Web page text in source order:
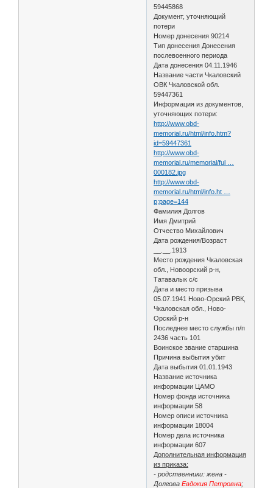
59445868
Документ, уточняющий
потери
Номер донесения 90214
Тип донесения Донесения
послевоенного периода
Дата донесения 04.11.1946
Название части Чкаловский
ОВК Чкаловской обл.
59447361
Информация из документов,
уточняющих потери:
http://www.obd-
memorial.ru/html/info.htm?
id=59447361
http://www.obd-
memorial.ru/memorial/ful …
000182.jpg
http://www.obd-
memorial.ru/html/info.ht …
p;page=144
Фамилия Долгов
Имя Дмитрий
Отчество Михайлович
Дата рождения/Возраст
__.__.1913
Место рождения Чкаловская
обл., Новоорский р-н,
Татавалык с/с
Дата и место призыва
05.07.1941 Ново-Орский РВК,
Чкаловская обл., Ново-
Орский р-н
Последнее место службы п/п
2436 часть 101
Воинское звание старшина
Причина выбытия убит
Дата выбытия 01.01.1943
Название источника
информации ЦАМО
Номер фонда источника
информации 58
Номер описи источника
информации 18004
Номер дела источника
информации 607
Дополнительная информация
из приказа:
- родственники: жена -
ДолговаЕвдокия Петровна;